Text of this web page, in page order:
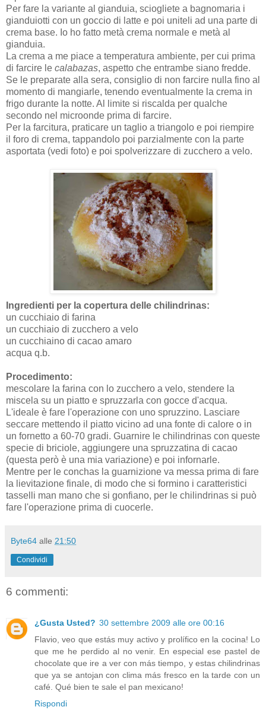
Per fare la variante al gianduia, sciogliete a bagnomaria i
gianduiotti con un goccio di latte e poi uniteli ad una parte di
crema base. Io ho fatto metà crema normale e metà al
gianduia.
La crema a me piace a temperatura ambiente, per cui prima
di farcire le calabazas, aspetto che entrambe siano fredde.
Se le preparate alla sera, consiglio di non farcire nulla fino al
momento di mangiarle, tenendo eventualmente la crema in
frigo durante la notte. Al limite si riscalda per qualche
secondo nel microonde prima di farcire.
Per la farcitura, praticare un taglio a triangolo e poi riempire
il foro di crema, tappandolo poi parzialmente con la parte
asportata (vedi foto) e poi spolverizzare di zucchero a velo.
Ingredienti per la copertura delle chilindrinas:
un cucchiaio di farina
un cucchiaio di zucchero a velo
un cucchiaino di cacao amaro
acqua q.b.
Procedimento:
mescolare la farina con lo zucchero a velo, stendere la
miscela su un piatto e spruzzarla con gocce d'acqua.
L'ideale è fare l'operazione con uno spruzzino. Lasciare
seccare mettendo il piatto vicino ad una fonte di calore o in
un fornetto a 60-70 gradi. Guarnire le chilindrinas con queste
specie di briciole, aggiungere una spruzzatina di cacao
(questa però è una mia variazione) e poi infornarle.
Mentre per le conchas la guarnizione va messa prima di fare
la lievitazione finale, di modo che si formino i caratteristici
tasselli man mano che si gonfiano, per le chilindrinas si può
fare l'operazione prima di cuocerle.
Byte64 alle 21:50
Condividi
6 commenti:
¿Gusta Usted? 30 settembre 2009 alle ore 00:16
Flavio, veo que estás muy activo y prolífico en la cocina! Lo
que me he perdido al no venir. En especial ese pastel de
chocolate que ire a ver con más tiempo, y estas chilindrinas
que ya se antojan con clima más fresco en la tarde con un
café. Qué bien te sale el pan mexicano!
Rispondi